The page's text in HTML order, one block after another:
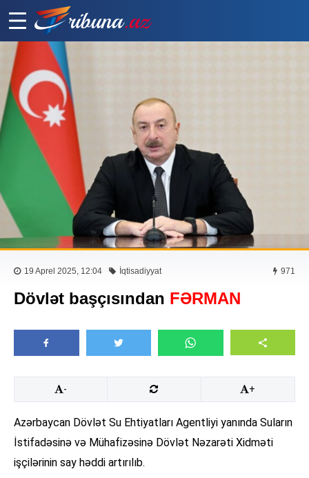
19 Aprel 2025, 12:04 İqtisadiyyat 971
Dövlət başçısından FƏRMAN
- +
Azərbaycan Dövlət Su Ehtiyatları Agentliyi yanında Suların
İstifadəsinə və Mühafizəsinə Dövlət Nəzarəti Xidməti
işçilərinin say həddi artırılıb.